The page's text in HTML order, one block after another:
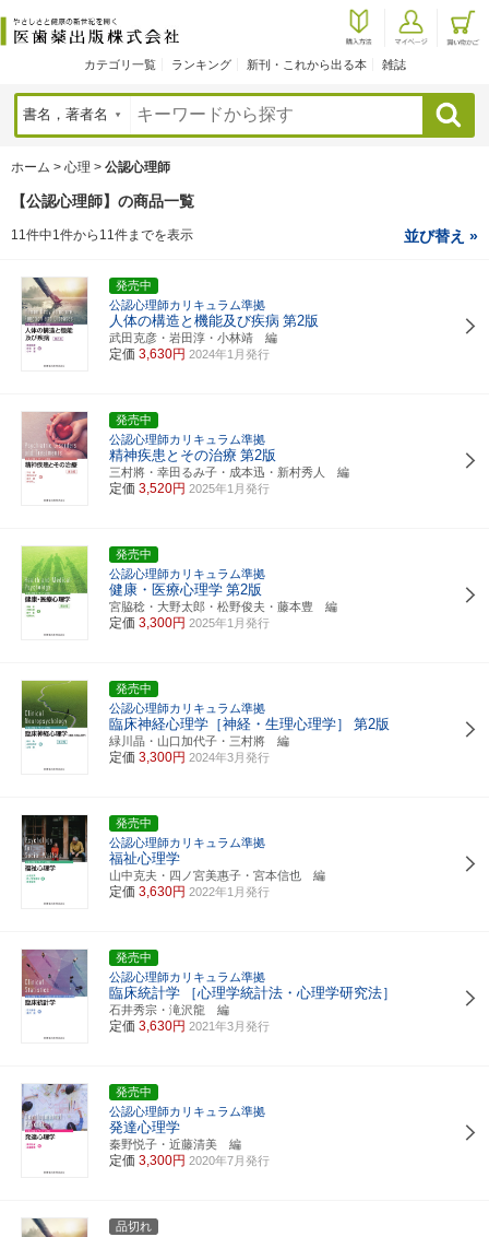
カテゴリ一覧 ランキング 新刊・これから出る本 雑誌
検索
ホーム > 心理 > 公認心理師
【公認心理師】の商品一覧
11件中1件から11件までを表示 並び替え »
発売中
公認心理師カリキュラム準拠
人体の構造と機能及び疾病 第2版
武田克彦・岩田淳・小林靖 編
定価 3,630円 2024年1月発行
発売中
公認心理師カリキュラム準拠
精神疾患とその治療 第2版
三村將・幸田るみ子・成本迅・新村秀人 編
定価 3,520円 2025年1月発行
発売中
公認心理師カリキュラム準拠
健康・医療心理学 第2版
宮脇稔・大野太郎・松野俊夫・藤本豊 編
定価 3,300円 2025年1月発行
発売中
公認心理師カリキュラム準拠
臨床神経心理学［神経・生理心理学］ 第2版
緑川晶・山口加代子・三村將 編
定価 3,300円 2024年3月発行
発売中
公認心理師カリキュラム準拠
福祉心理学
山中克夫・四ノ宮美惠子・宮本信也 編
定価 3,630円 2022年1月発行
発売中
公認心理師カリキュラム準拠
臨床統計学 ［心理学統計法・心理学研究法］
石井秀宗・滝沢龍 編
定価 3,630円 2021年3月発行
発売中
公認心理師カリキュラム準拠
発達心理学
秦野悦子・近藤清美 編
定価 3,300円 2020年7月発行
品切れ